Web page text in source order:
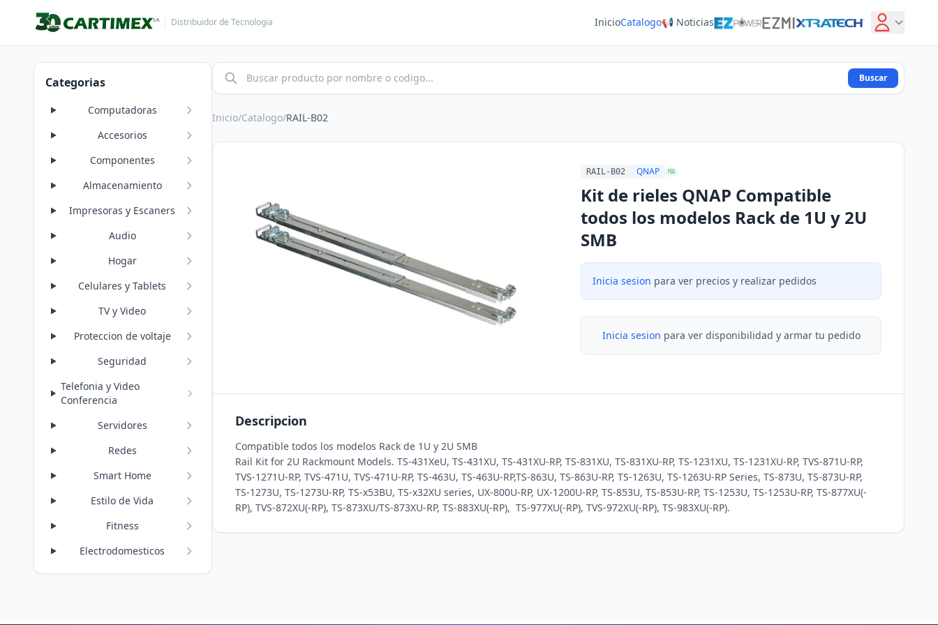
Distribuidor de Tecnologia InicioCatalogo📢 Noticias
Categorias
Computadoras
Accesorios
Componentes
Almacenamiento
Impresoras y Escaners
Audio
Hogar
Celulares y Tablets
TV y Video
Proteccion de voltaje
Seguridad
Telefonia y Video
Conferencia
Servidores
Redes
Smart Home
Estilo de Vida
Fitness
Electrodomesticos
Buscar
Inicio/Catalogo/RAIL-B02
RAIL-B02 QNAP MA
Kit de rieles QNAP Compatible
todos los modelos Rack de 1U y 2U
SMB
Inicia sesion para ver precios y realizar pedidos
Inicia sesion para ver disponibilidad y armar tu pedido
Descripcion
Compatible todos los modelos Rack de 1U y 2U SMB
Rail Kit for 2U Rackmount Models. TS-431XeU, TS-431XU, TS-431XU-RP, TS-831XU, TS-831XU-RP, TS-1231XU, TS-1231XU-RP, TVS-871U-RP,
TVS-1271U-RP, TVS-471U, TVS-471U-RP, TS-463U, TS-463U-RP,TS-863U, TS-863U-RP, TS-1263U, TS-1263U-RP Series, TS-873U, TS-873U-RP,
TS-1273U, TS-1273U-RP, TS-x53BU, TS-x32XU series, UX-800U-RP, UX-1200U-RP, TS-853U, TS-853U-RP, TS-1253U, TS-1253U-RP, TS-877XU(-
RP), TVS-872XU(-RP), TS-873XU/TS-873XU-RP, TS-883XU(-RP),  TS-977XU(-RP), TVS-972XU(-RP), TS-983XU(-RP).